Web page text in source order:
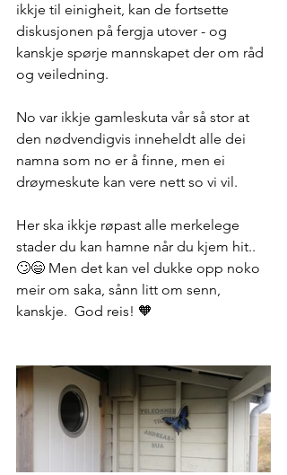
ikkje til einigheit, kan de fortsette
diskusjonen på fergja utover - og
kanskje spørje mannskapet der om råd
og veiledning.
No var ikkje gamleskuta vår så stor at
den nødvendigvis inneheldt alle dei
namna som no er å finne, men ei
drøymeskute kan vere nett so vi vil.
Her ska ikkje røpast alle merkelege
stader du kan hamne når du kjem hit..
🙄😄 Men det kan vel dukke opp noko
meir om saka, sånn litt om senn,
kanskje.  God reis! 🧡